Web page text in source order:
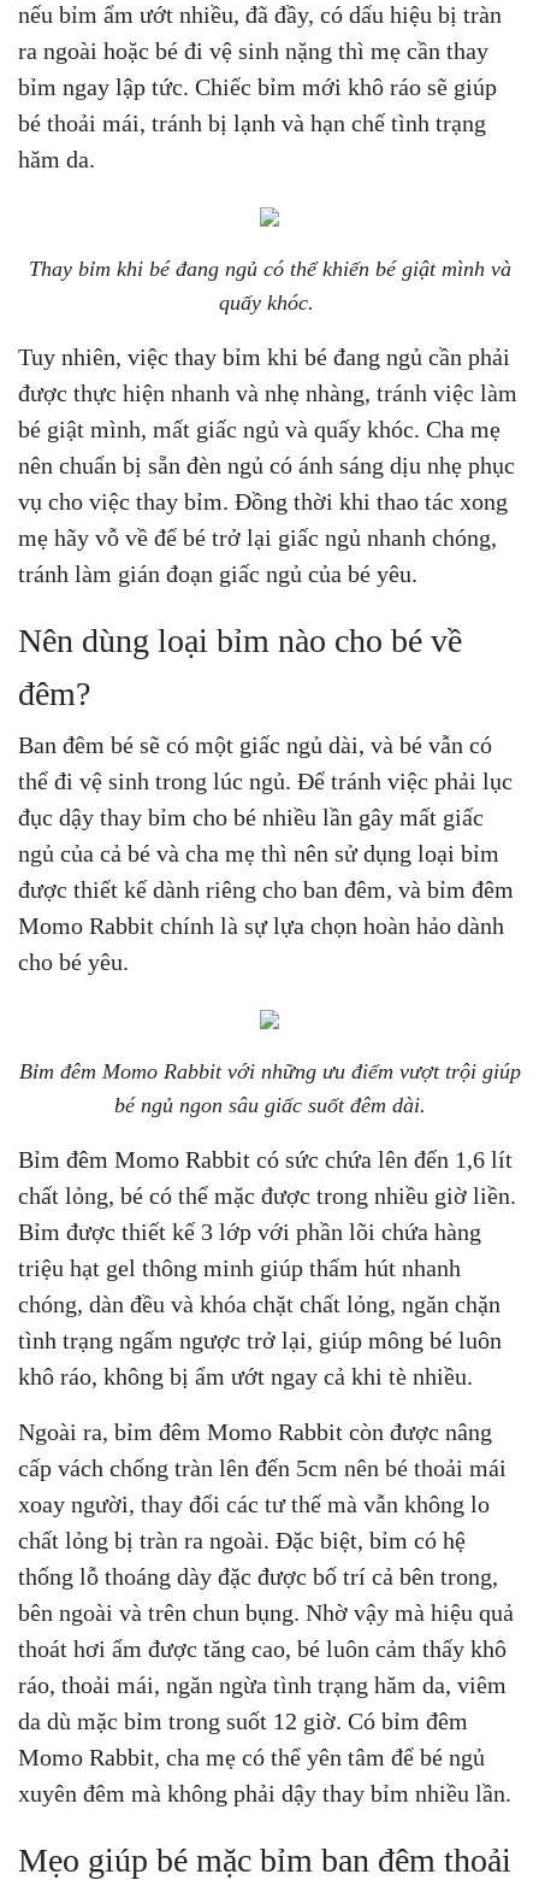
nếu bỉm ẩm ướt nhiều, đã đầy, có dấu hiệu bị tràn
ra ngoài hoặc bé đi vệ sinh nặng thì mẹ cần thay
bỉm ngay lập tức. Chiếc bỉm mới khô ráo sẽ giúp
bé thoải mái, tránh bị lạnh và hạn chế tình trạng
hăm da.
Thay bỉm khi bé đang ngủ có thể khiến bé giật mình và
quấy khóc.
Tuy nhiên, việc thay bỉm khi bé đang ngủ cần phải
được thực hiện nhanh và nhẹ nhàng, tránh việc làm
bé giật mình, mất giấc ngủ và quấy khóc. Cha mẹ
nên chuẩn bị sẵn đèn ngủ có ánh sáng dịu nhẹ phục
vụ cho việc thay bỉm. Đồng thời khi thao tác xong
mẹ hãy vỗ về để bé trở lại giấc ngủ nhanh chóng,
tránh làm gián đoạn giấc ngủ của bé yêu.
Nên dùng loại bỉm nào cho bé về
đêm?
Ban đêm bé sẽ có một giấc ngủ dài, và bé vẫn có
thể đi vệ sinh trong lúc ngủ. Để tránh việc phải lục
đục dậy thay bỉm cho bé nhiều lần gây mất giấc
ngủ của cả bé và cha mẹ thì nên sử dụng loại bỉm
được thiết kế dành riêng cho ban đêm, và bỉm đêm
Momo Rabbit chính là sự lựa chọn hoàn hảo dành
cho bé yêu.
Bỉm đêm Momo Rabbit với những ưu điểm vượt trội giúp
bé ngủ ngon sâu giấc suốt đêm dài.
Bỉm đêm Momo Rabbit có sức chứa lên đến 1,6 lít
chất lỏng, bé có thể mặc được trong nhiều giờ liền.
Bỉm được thiết kế 3 lớp với phần lõi chứa hàng
triệu hạt gel thông minh giúp thấm hút nhanh
chóng, dàn đều và khóa chặt chất lỏng, ngăn chặn
tình trạng ngấm ngược trở lại, giúp mông bé luôn
khô ráo, không bị ẩm ướt ngay cả khi tè nhiều.
Ngoài ra, bỉm đêm Momo Rabbit còn được nâng
cấp vách chống tràn lên đến 5cm nên bé thoải mái
xoay người, thay đổi các tư thế mà vẫn không lo
chất lỏng bị tràn ra ngoài. Đặc biệt, bỉm có hệ
thống lỗ thoáng dày đặc được bố trí cả bên trong,
bên ngoài và trên chun bụng. Nhờ vậy mà hiệu quả
thoát hơi ẩm được tăng cao, bé luôn cảm thấy khô
ráo, thoải mái, ngăn ngừa tình trạng hăm da, viêm
da dù mặc bỉm trong suốt 12 giờ. Có bỉm đêm
Momo Rabbit, cha mẹ có thể yên tâm để bé ngủ
xuyên đêm mà không phải dậy thay bỉm nhiều lần.
Mẹo giúp bé mặc bỉm ban đêm thoải